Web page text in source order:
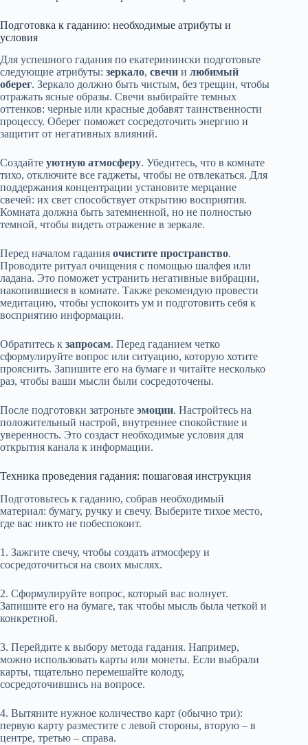
Подготовка к гаданию: необходимые атрибуты и
условия
Для успешного гадания по екатеринински подготовьте
следующие атрибуты: зеркало, свечи и любимый
оберег. Зеркало должно быть чистым, без трещин, чтобы
отражать ясные образы. Свечи выбирайте темных
оттенков: черные или красные добавят таинственности
процессу. Оберег поможет сосредоточить энергию и
защитит от негативных влияний.
Создайте уютную атмосферу. Убедитесь, что в комнате
тихо, отключите все гаджеты, чтобы не отвлекаться. Для
поддержания концентрации установите мерцание
свечей: их свет способствует открытию восприятия.
Комната должна быть затемненной, но не полностью
темной, чтобы видеть отражение в зеркале.
Перед началом гадания очистите пространство.
Проводите ритуал очищения с помощью шалфея или
ладана. Это поможет устранить негативные вибрации,
накопившиеся в комнате. Также рекомендую провести
медитацию, чтобы успокоить ум и подготовить себя к
восприятию информации.
Обратитесь к запросам. Перед гаданием четко
сформулируйте вопрос или ситуацию, которую хотите
прояснить. Запишите его на бумаге и читайте несколько
раз, чтобы ваши мысли были сосредоточены.
После подготовки затроньте эмоции. Настройтесь на
положительный настрой, внутреннее спокойствие и
уверенность. Это создаст необходимые условия для
открытия канала к информации.
Техника проведения гадания: пошаговая инструкция
Подготовьтесь к гаданию, собрав необходимый
материал: бумагу, ручку и свечу. Выберите тихое место,
где вас никто не побеспокоит.
1. Зажгите свечу, чтобы создать атмосферу и
сосредоточиться на своих мыслях.
2. Сформулируйте вопрос, который вас волнует.
Запишите его на бумаге, так чтобы мысль была четкой и
конкретной.
3. Перейдите к выбору метода гадания. Например,
можно использовать карты или монеты. Если выбрали
карты, тщательно перемешайте колоду,
сосредоточившись на вопросе.
4. Вытяните нужное количество карт (обычно три):
первую карту разместите с левой стороны, вторую – в
центре, третью – справа.